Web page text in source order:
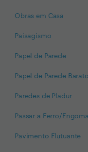
Obras em Casa
Paisagismo
Papel de Parede
Papel de Parede Barato
Paredes de Pladur
Passar a Ferro/
Pavimento Flutuante